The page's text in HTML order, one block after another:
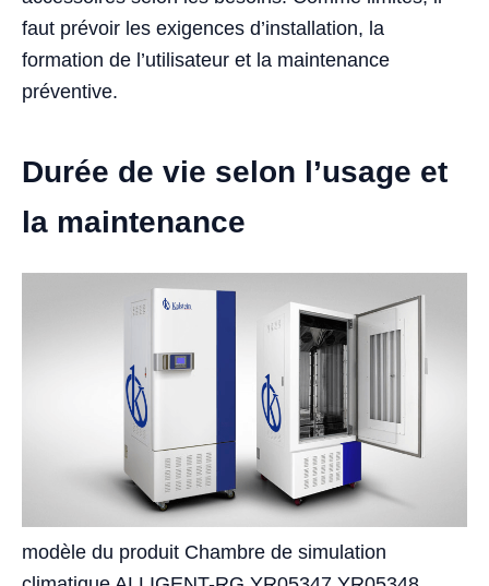
faut prévoir les exigences d’installation, la
formation de l’utilisateur et la maintenance
préventive.
Durée de vie selon l’usage et
la maintenance
modèle du produit Chambre de simulation